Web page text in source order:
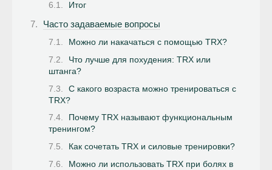
Итог
Часто задаваемые вопросы
Можно ли накачаться с помощью TRX?
Что лучше для похудения: TRX или
штанга?
С какого возраста можно тренироваться с
TRX?
Почему TRX называют функциональным
тренингом?
Как сочетать TRX и силовые тренировки?
Можно ли использовать TRX при болях в